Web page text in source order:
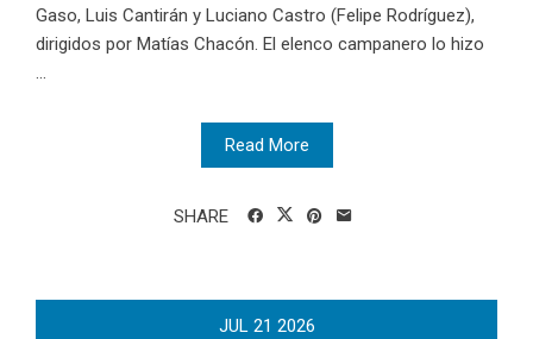
Gaso, Luis Cantirán y Luciano Castro (Felipe Rodríguez),
dirigidos por Matías Chacón. El elenco campanero lo hizo
...
Read More
SHARE
JUL 21 2026